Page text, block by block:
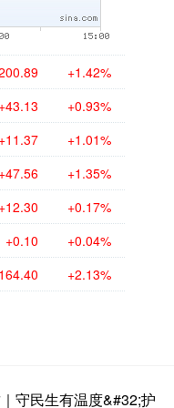
+1.42%
+43.13 +0.93%
+11.37 +1.01%
+47.56 +1.35%
+12.30 +0.17%
+0.10 +0.04%
+2.13%
守民生有温度&#32;护